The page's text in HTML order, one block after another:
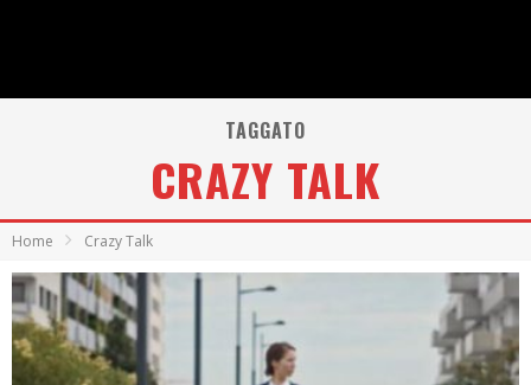
TAGGATO
CRAZY TALK
Home Crazy Talk